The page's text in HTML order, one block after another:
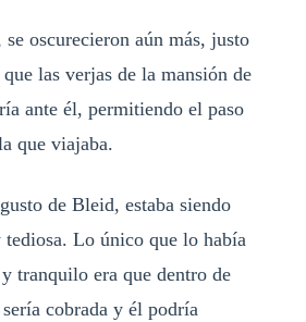
oscurecieron aún más, justo
las verjas de la mansión de
ante él, permitiendo el paso
que viajaba.
de Bleid, estaba siendo
tediosa. Lo único que lo había
tranquilo era que dentro de
cobrada y él podría